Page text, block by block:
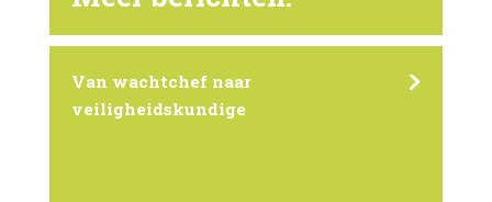
Van wachtchef naar
veiligheidskundige